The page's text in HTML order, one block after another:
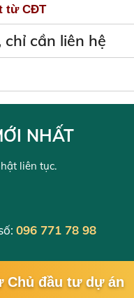
từ CĐT
cần liên hệ
NHẤT
liên tục.
096 771 78 98
Chủ đầu tư dự án